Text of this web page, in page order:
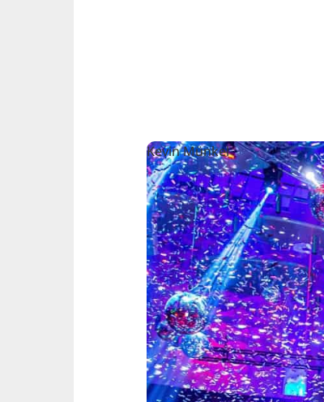
Kevin Münkel